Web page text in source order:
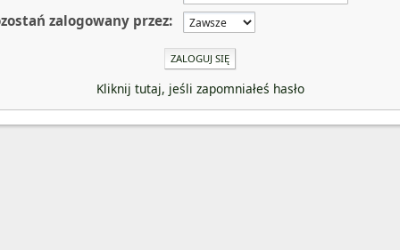
zalogowany przez:
Kliknij tutaj, jeśli zapomniałeś hasło